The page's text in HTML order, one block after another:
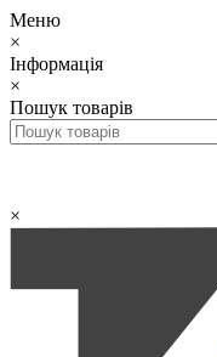
Меню
×
Інформація
×
Пошук товарів
×